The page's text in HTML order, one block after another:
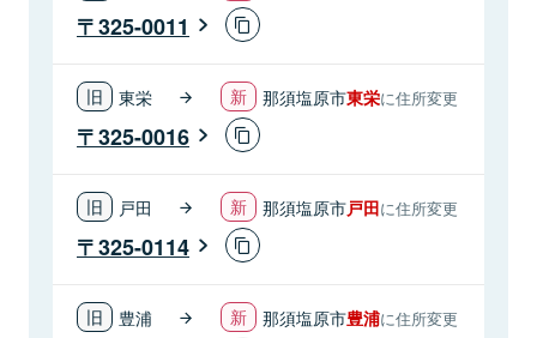
325-0011
東栄 那須塩原市東栄に住所変更
325-0016
戸田 那須塩原市戸田に住所変更
325-0114
豊浦 那須塩原市豊浦に住所変更